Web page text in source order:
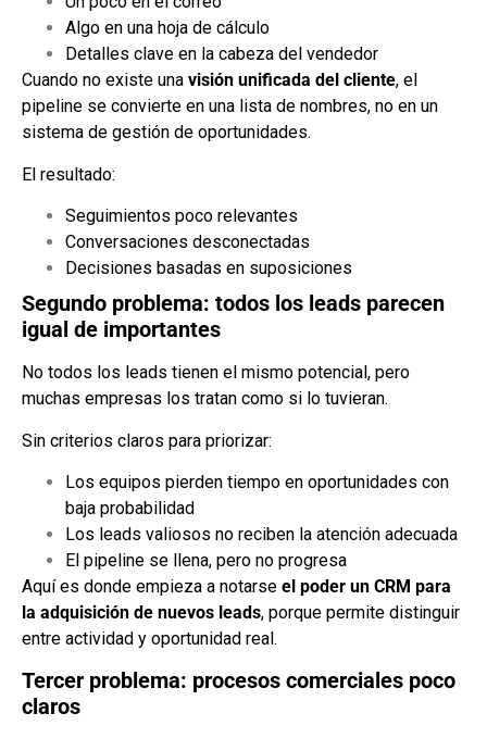
Algo en una hoja de cálculo
Detalles clave en la cabeza del vendedor
Cuando no existe una visión unificada del cliente, el
pipeline se convierte en una lista de nombres, no en un
sistema de gestión de oportunidades.
El resultado:
Seguimientos poco relevantes
Conversaciones desconectadas
Decisiones basadas en suposiciones
Segundo problema: todos los leads parecen
igual de importantes
No todos los leads tienen el mismo potencial, pero
muchas empresas los tratan como si lo tuvieran.
Sin criterios claros para priorizar:
Los equipos pierden tiempo en oportunidades con
baja probabilidad
Los leads valiosos no reciben la atención adecuada
El pipeline se llena, pero no progresa
Aquí es donde empieza a notarse el poder un CRM para
la adquisición de nuevos leads, porque permite distinguir
entre actividad y oportunidad real.
Tercer problema: procesos comerciales poco
claros